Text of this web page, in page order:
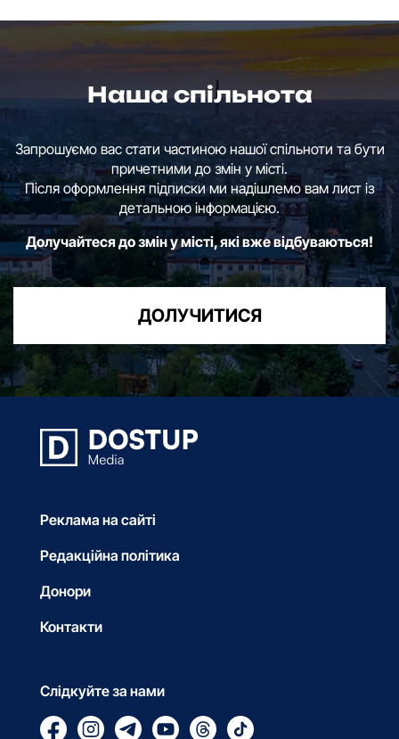
Наша спільнота
Запрошуємо вас стати частиною нашої спільноти та бути
причетними до змін у місті.
Після оформлення підписки ми надішлемо вам лист із
детальною інформацією.
Долучайтеся до змін у місті, які вже відбуваються!
ДОЛУЧИТИСЯ
Реклама на сайті
Редакційна політика
Донори
Контакти
Слідкуйте за нами